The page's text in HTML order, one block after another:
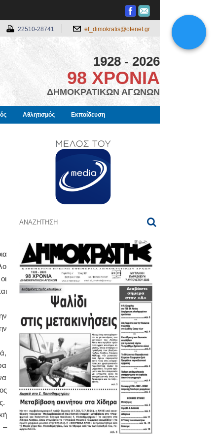
22510-28741 ef_dimokratis@otenet.gr
1928 - 2026
98 ΧΡΟΝΙΑ
ΔΗΜΟΚΡΑΤΙΚΩΝ ΑΓΩΝΩΝ
Αθλητισμός Εκπαίδευση
–